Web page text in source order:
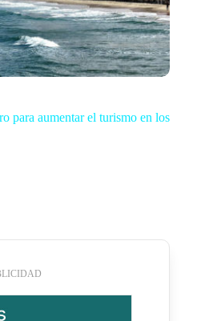
para aumentar el turismo en los